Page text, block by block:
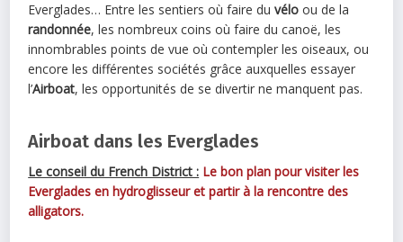
Everglades… Entre les sentiers où faire duvélo ou de la
randonnée, les nombreux coins où faire du canoë, les
innombrables points de vue où contempler les oiseaux, ou
encore les différentes sociétés grâce auxquelles essayer
l’Airboat, les opportunités de se divertir ne manquent pas.
Airboat dans les Everglades
Le conseil du French District : Le bon plan pour visiter les
Everglades en hydroglisseur et partir à la rencontre des
alligators.